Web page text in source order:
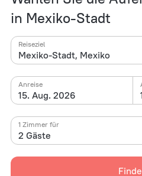
in Mexiko-Stadt
Mexiko-Stadt, Mexiko
Reiseziel
15. Aug. 2026
Anreise
2 Gäste
1 Zimmer für
pro Nacht